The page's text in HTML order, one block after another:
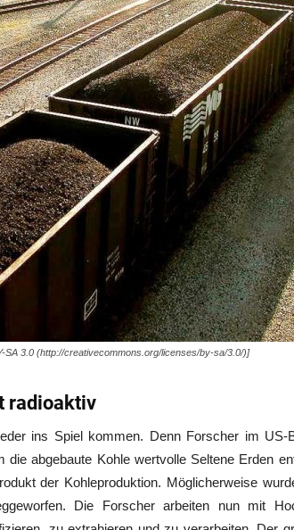
SA 3.0 (http://creativecommons.org/licenses/by-sa/3.0/)]
radioaktiv
ins Spiel kommen. Denn Forscher im US-
abgebaute Kohle wertvolle Seltene Erden
der Kohleproduktion. Möglicherweise
Die Forscher arbeiten nun mit